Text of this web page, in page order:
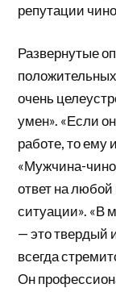
репутации
Развернутые
очень
умен». «Если
работе, то ему
«Мужчина-
ответ на
ситуации». «В
— это твердый
всегда
Он